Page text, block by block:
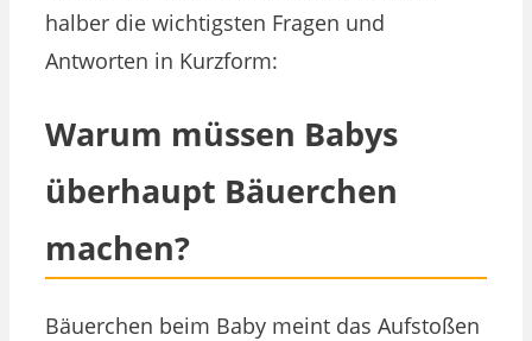
halber die wichtigsten Fragen und
Antworten in Kurzform:
Warum müssen Babys
überhaupt Bäuerchen
machen?
Bäuerchen beim Baby meint das Aufstoßen